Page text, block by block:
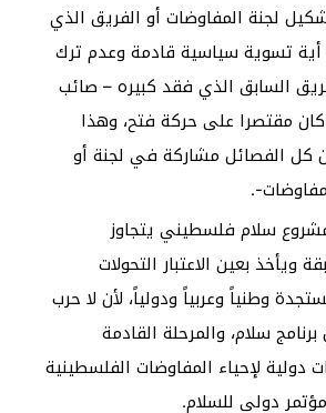
لجنة المفاوضات أو الفريق الذي
تسوية سياسية قادمة وعدم ترك
السابق الذي فقد كبيره – صائب
مقتصرا على حركة فتح، وهذا
كل الفصائل مشاركة في لجنة أو
.
سلام فلسطيني يتجاوز
ويأخذ بعين الاعتبار التحولات
وطنياً وعربياً ودولياً، لأن لا حرب
سلام، والمرحلة القادمة
دولية لإحياء المفاوضات الفلسطينية
مؤتمر دولي للسلام.